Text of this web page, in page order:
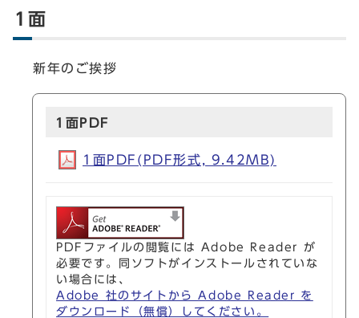
1面
新年のご挨拶
1面PDF
1面PDF(PDF形式, 9.42MB)
PDFファイルの閲覧には Adobe Reader が
必要です。同ソフトがインストールされていな
い場合には、
Adobe 社のサイトから Adobe Reader を
ダウンロード（無償）してください。